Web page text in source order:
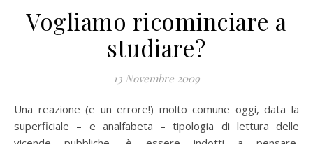
Vogliamo ricominciare a
studiare?
13 Novembre 2009
Una reazione (e un errore!) molto comune oggi, data la
superficiale – e analfabeta – tipologia di lettura delle